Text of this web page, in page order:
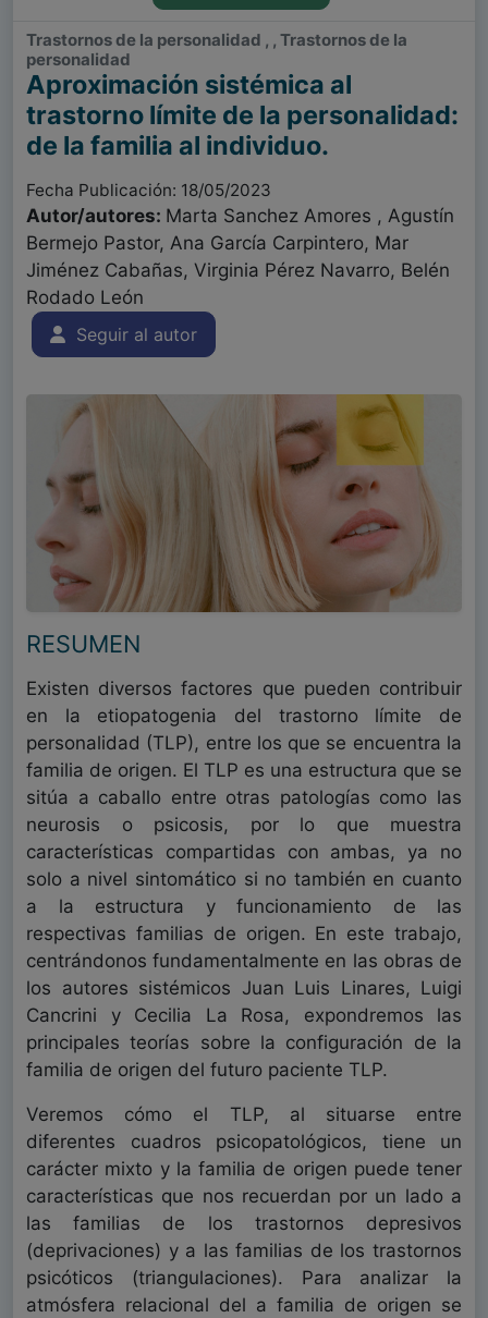
Trastornos de la personalidad , , Trastornos de la
personalidad
Aproximación sistémica al
trastorno límite de la personalidad:
de la familia al individuo.
Fecha Publicación: 18/05/2023
Autor/autores: Marta Sanchez Amores , Agustín
Bermejo Pastor, Ana García Carpintero, Mar
Jiménez Cabañas, Virginia Pérez Navarro, Belén
Rodado León
Seguir al autor
RESUMEN
Existen diversos factores que pueden contribuir
en la etiopatogenia del trastorno límite de
personalidad (TLP), entre los que se encuentra la
familia de origen. El TLP es una estructura que se
sitúa a caballo entre otras patologías como las
neurosis o psicosis, por lo que muestra
características compartidas con ambas, ya no
solo a nivel sintomático si no también en cuanto
a la estructura y funcionamiento de las
respectivas familias de origen. En este trabajo,
centrándonos fundamentalmente en las obras de
los autores sistémicos Juan Luis Linares, Luigi
Cancrini y Cecilia La Rosa, expondremos las
principales teorías sobre la configuración de la
familia de origen del futuro paciente TLP.
Veremos cómo el TLP, al situarse entre
diferentes cuadros psicopatológicos, tiene un
carácter mixto y la familia de origen puede tener
características que nos recuerdan por un lado a
las familias de los trastornos depresivos
(deprivaciones) y a las familias de los trastornos
psicóticos (triangulaciones). Para analizar la
atmósfera relacional del a familia de origen se